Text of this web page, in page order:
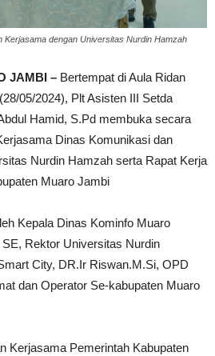
Kerjasama dengan Universitas Nurdin Hamzah
JAMBI – Bertempat di Aula Ridan
05/2024), Plt Asisten III Setda
Hamid, S.Pd membuka secara
Dinas Komunikasi dan
Nurdin Hamzah serta Rapat Kerja
Muaro Jambi
Kepala Dinas Kominfo Muaro
Rektor Universitas Nurdin
City, DR.Ir Riswan.M.Si, OPD
dan Operator Se-kabupaten Muaro
Kerjasama Pemerintah Kabupaten